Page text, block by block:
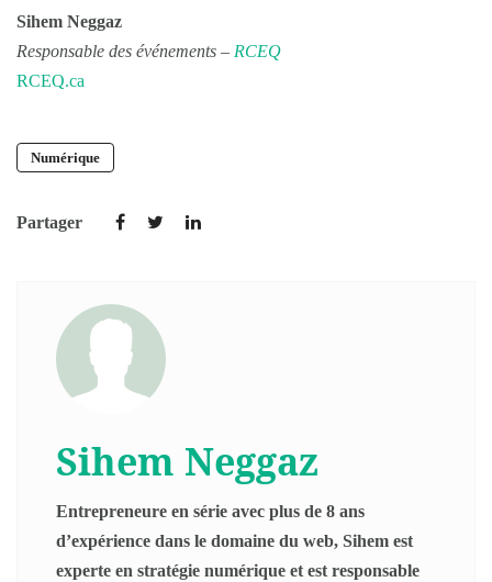
Sihem Neggaz
Responsable des événements – RCEQ
RCEQ.ca
Numérique
Partager
Sihem Neggaz
Entrepreneure en série avec plus de 8 ans
d’expérience dans le domaine du web, Sihem est
experte en stratégie numérique et est responsable